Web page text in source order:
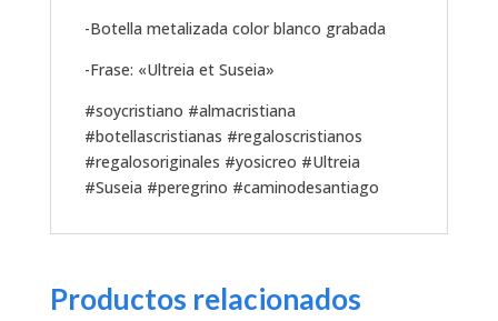
-Botella metalizada color blanco grabada
-Frase: «Ultreia et Suseia»
#soycristiano #almacristiana
#botellascristianas #regaloscristianos
#regalosoriginales #yosicreo #Ultreia
#Suseia #peregrino #caminodesantiago
Productos relacionados